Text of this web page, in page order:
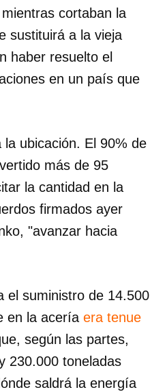
cortaban la
sustituirá a la vieja
haber resuelto el
en un país que
ubicación. El 90% de
más de 95
la cantidad en la
firmados ayer
"avanzar hacia
el suministro de 14.500
en la acería era tenue
según las partes,
230.000 toneladas
saldrá la energía